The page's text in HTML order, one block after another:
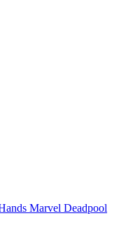
Marvel Deadpool